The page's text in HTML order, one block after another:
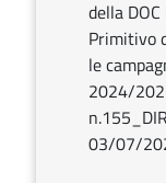
della
Primitivo
le
2024/
03/07/